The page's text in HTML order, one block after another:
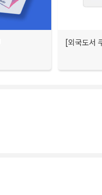
[외국도서